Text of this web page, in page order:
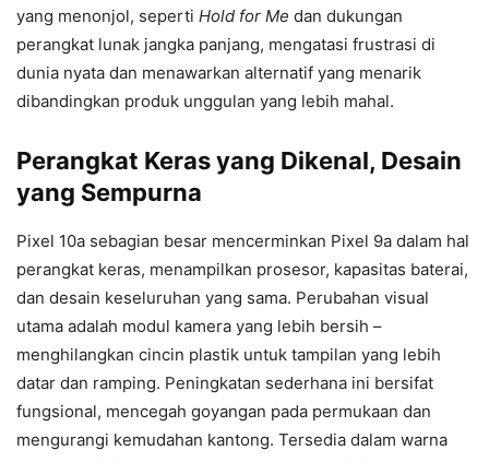
yang menonjol, seperti Hold for Me dan dukungan
perangkat lunak jangka panjang, mengatasi frustrasi di
dunia nyata dan menawarkan alternatif yang menarik
dibandingkan produk unggulan yang lebih mahal.
Perangkat Keras yang Dikenal, Desain
yang Sempurna
Pixel 10a sebagian besar mencerminkan Pixel 9a dalam hal
perangkat keras, menampilkan prosesor, kapasitas baterai,
dan desain keseluruhan yang sama. Perubahan visual
utama adalah modul kamera yang lebih bersih –
menghilangkan cincin plastik untuk tampilan yang lebih
datar dan ramping. Peningkatan sederhana ini bersifat
fungsional, mencegah goyangan pada permukaan dan
mengurangi kemudahan kantong. Tersedia dalam warna